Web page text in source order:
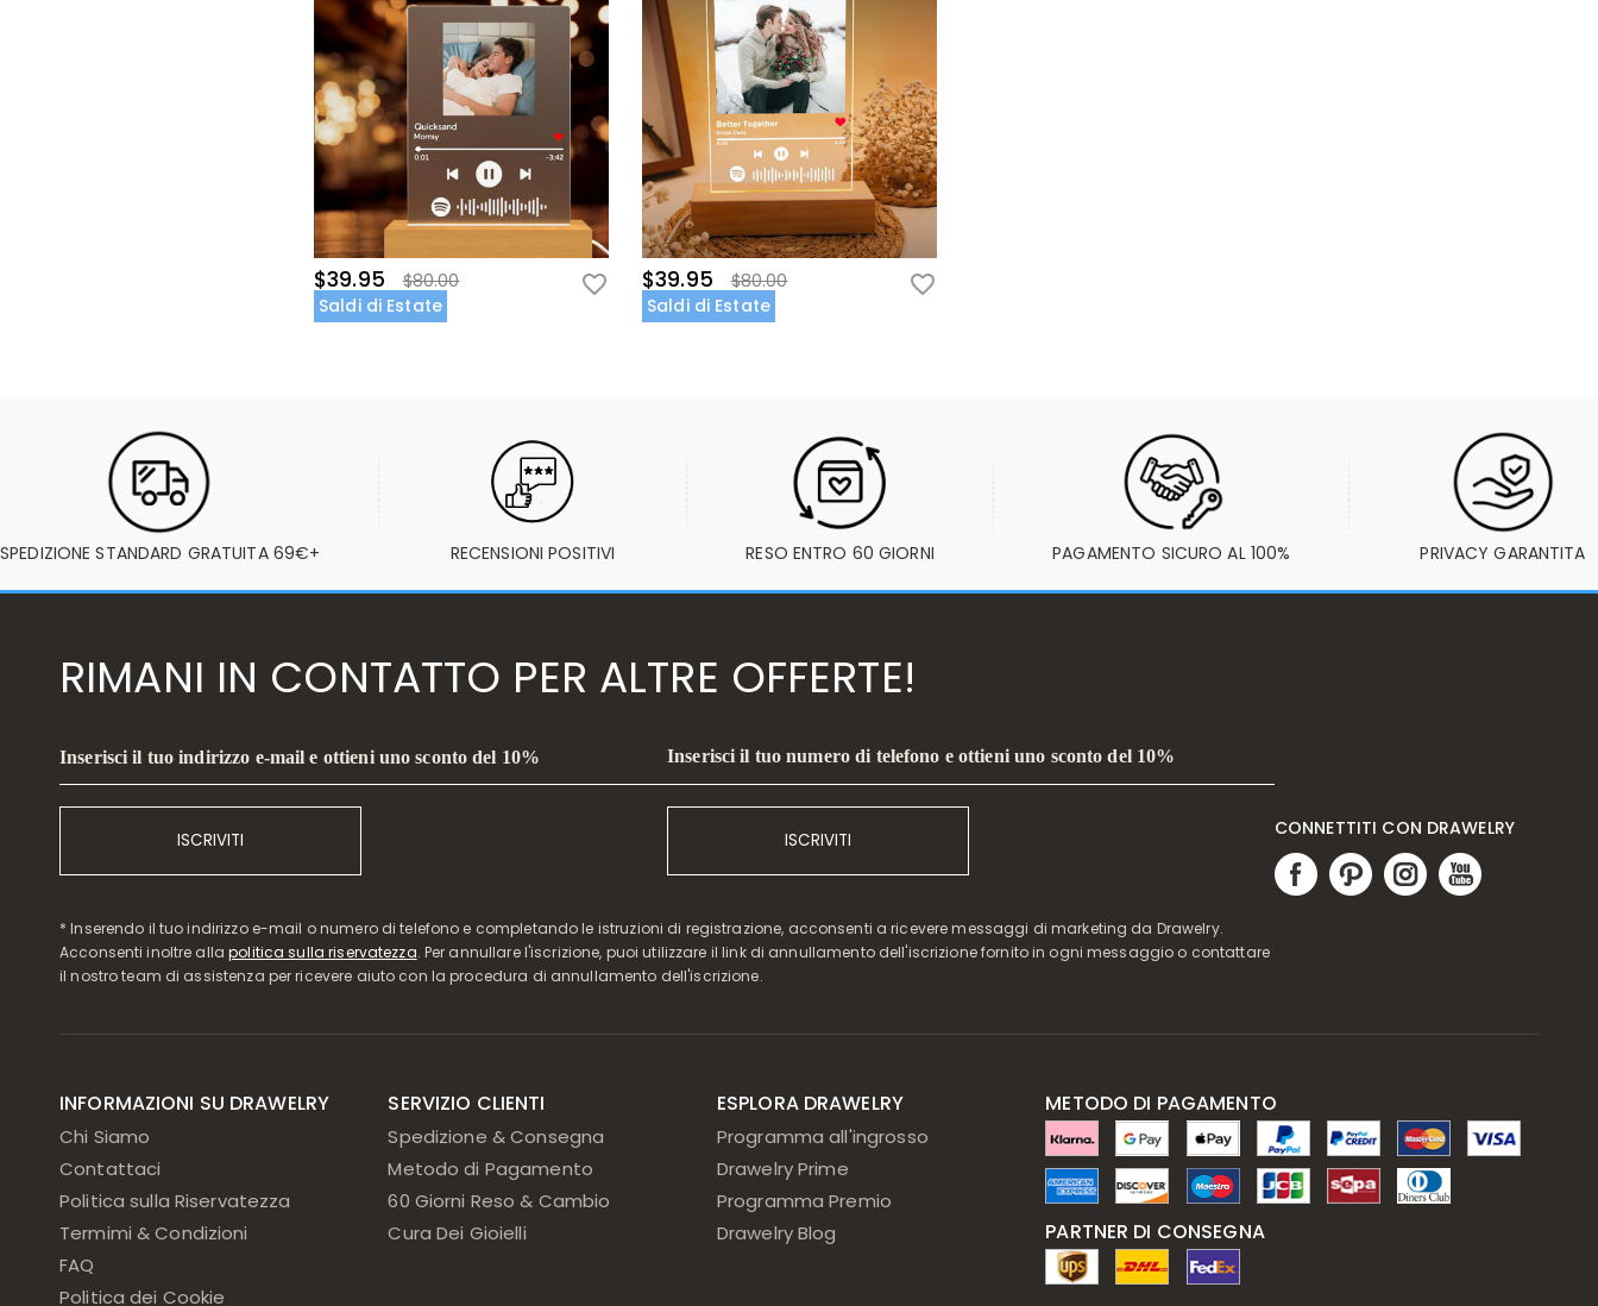
$39.95
$80.00
Saldi di Estate
$39.95
$80.00
Saldi di Estate
SPEDIZIONE STANDARD GRATUITA 69€+ RECENSIONI POSITIVI RESO ENTRO 60 GIORNI PAGAMENTO SICURO AL 100% PRIVACY GARANTITA
RIMANI IN CONTATTO PER ALTRE OFFERTE!
Inserisci il tuo indirizzo e-mail e ottieni uno sconto del 10%
ISCRIVITI
Inserisci il tuo numero di telefono e ottieni uno sconto del 10%
ISCRIVITI
* Inserendo il tuo indirizzo e-mail o numero di telefono e completando le istruzioni di registrazione, acconsenti a ricevere messaggi di marketing da Drawelry.
Acconsenti inoltre allapolitica sulla riservatezza. Per annullare l'iscrizione, puoi utilizzare il link di annullamento dell'iscrizione fornito in ogni messaggio o contattare
il nostro team di assistenza per ricevere aiuto con la procedura di annullamento dell'iscrizione.
CONNETTITI CON DRAWELRY
INFORMAZIONI SU DRAWELRY
Chi Siamo
Contattaci
Politica sulla Riservatezza
Termimi & Condizioni
FAQ
Politica dei Cookie
SERVIZIO CLIENTI
Spedizione & Consegna
Metodo di Pagamento
60 Giorni Reso & Cambio
Cura Dei Gioielli
ESPLORA DRAWELRY
Programma all'ingrosso
Drawelry Prime
Programma Premio
Drawelry Blog
METODO DI PAGAMENTO
PARTNER DI CONSEGNA